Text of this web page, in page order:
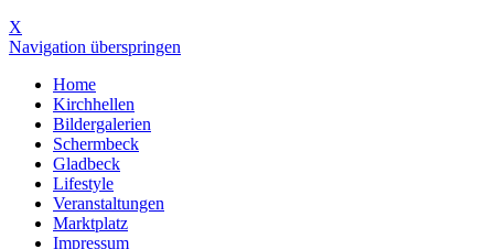
X
Navigation überspringen
Home
Kirchhellen
Bildergalerien
Schermbeck
Gladbeck
Lifestyle
Veranstaltungen
Marktplatz
Impressum